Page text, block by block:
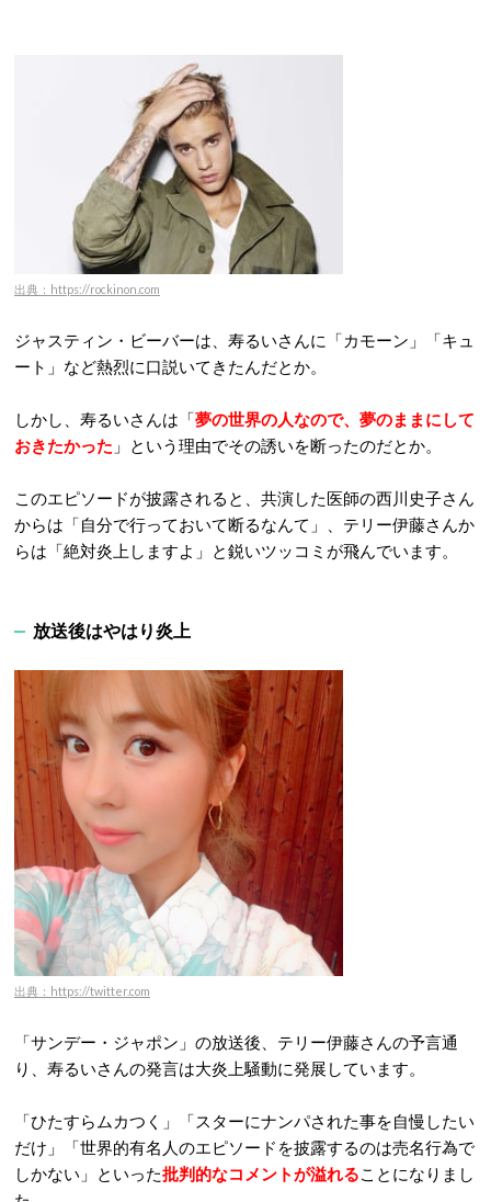
出典：https://rockinon.com
ジャスティン・ビーバーは、寿るいさんに「カモーン」「キュ
ート」など熱烈に口説いてきたんだとか。
しかし、寿るいさんは「夢の世界の人なので、夢のままにして
おきたかった 」という理由でその誘いを断ったのだとか。
このエピソードが披露されると、共演した医師の西川史子さん
からは「自分で行っておいて断るなんて」、テリー伊藤さんか
らは「絶対炎上しますよ」と鋭いツッコミが飛んでいます。
放送後はやはり炎上
出典：https://twitter.com
「サンデー・ジャポン」の放送後、テリー伊藤さんの予言通
り、寿るいさんの発言は大炎上騒動に発展しています。
「ひたすらムカつく」「スターにナンパされた事を自慢したい
だけ」「世界的有名人のエピソードを披露するのは売名行為で
しかない」といった批判的なコメントが溢れる ことになりまし